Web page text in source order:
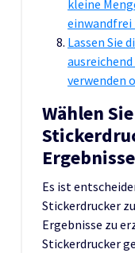
kleine
Lassen Sie
verwenden
Wählen
Es ist
Stickerdrucker
Ergebnisse zu
Stickerdrucker